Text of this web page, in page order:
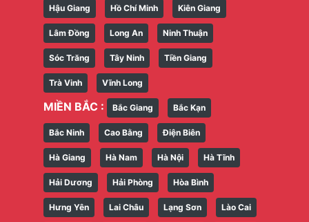
Hậu Giang Hồ Chí Minh Kiên Giang
Lâm Đồng Long An Ninh Thuận
Sóc Trăng Tây Ninh Tiền Giang
Trà Vinh Vĩnh Long
MIỀN BẮC : Bắc Giang Bắc Kạn
Bắc Ninh Cao Bằng Điện Biên
Hà Giang Hà Nam Hà Nội Hà Tĩnh
Hải Dương Hải Phòng Hòa Bình
Hưng Yên Lai Châu Lạng Sơn Lào Cai